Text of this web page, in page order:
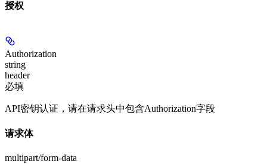
授权
Authorization
string
header
必填
API密钥认证，请在请求头中包含Authorization字段
请求体
multipart/form-data